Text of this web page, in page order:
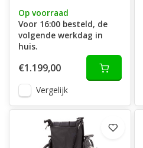
Op voorraad
Voor 16:00 besteld, de
volgende werkdag in
huis.
€1.199,00
Vergelijk